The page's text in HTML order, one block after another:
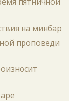
на минбар
проповеди